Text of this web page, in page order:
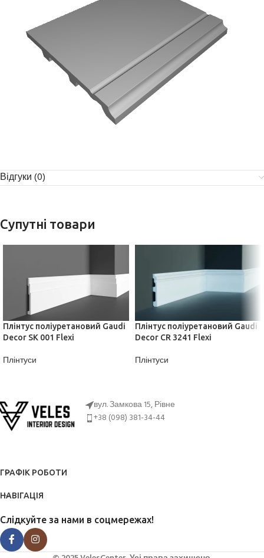
Відгуки (0)
Супутні товари
Плінтус поліуретановий Gaudi
Decor SK 001 Flexi
Плінтуси
Плінтус поліуретановий Gaudi
Decor CR 3241 Flexi
Плінтуси
вул. Замкова 15, Рівне
+38 (098) 381-34-44
ГРАФІК РОБОТИ
НАВІГАЦІЯ
Слідкуйте за нами в соцмережах!